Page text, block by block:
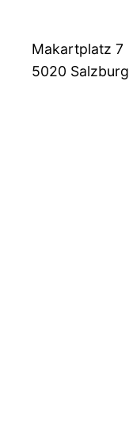
Makartplatz 7
5020 Salzburg